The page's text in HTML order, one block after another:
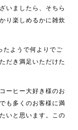
いましたら、そちら
り楽しめるかに雑炊
たようで何よりでご
だき満足いただけた
ーヒー大好き様のお
も多くのお客様に満
いと思います。この